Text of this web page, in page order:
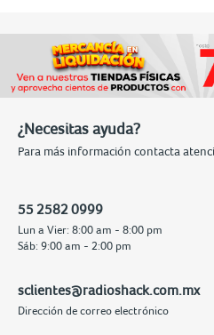
¿Necesitas ayuda?
Para más información contacta
55 2582 0999
Lun a Vier: 8:00 am - 8:00 pm
Sáb: 9:00 am - 2:00 pm
sclientes@radioshack.com.mx
Dirección de correo electrónico